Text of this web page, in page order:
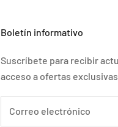
Boletín informativo
Suscríbete para recibir
acceso a ofertas exclusivas